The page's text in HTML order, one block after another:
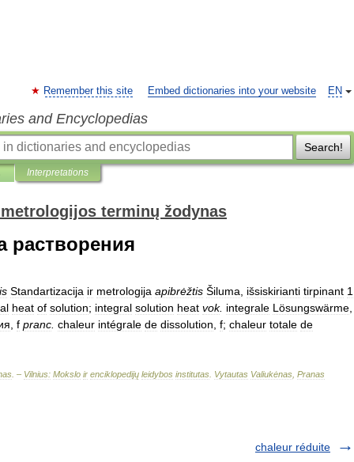
EN
Remember this site Embed dictionaries into your website
and Encyclopedias
Search!
Interpretations
terminų žodynas
растворения
Standartizacija ir metrologija apibrėžtis Šiluma išsiskirianti tirpinant 1
heat of solution; integral solution heat vok. integrale Lösungswärme
f pranc chaleur intégrale de dissolution f; chaleur totale de
. – Vilnius: Mokslo ir enciklopedijų leidybos institutas Vytautas Valiukėnas Pranas
chaleur réduite